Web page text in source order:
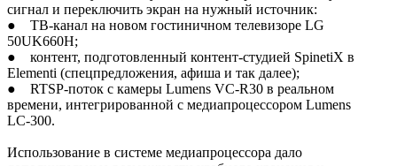
сигнал и переключить экран на нужный источник:
● ТВ‑канал на новом гостиничном телевизоре LG
50UK660H;
● контент, подготовленный контент-студией SpinetiX в
Elementi (спецпредложения, афиша и так далее);
● RTSP‑поток с камеры Lumens VC‑R30 в реальном
времени, интегрированной с медиапроцессором Lumens
LC‑300.
Использование в системе медиапроцессора дало